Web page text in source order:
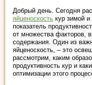
Добрый день. Сегодня
яйценоскость кур зимой и
показатель
от множества факторов,
содержания. Один из
яйценоскость, – это
рассмотрим, каким
продуктивность кур и
оптимизации этого